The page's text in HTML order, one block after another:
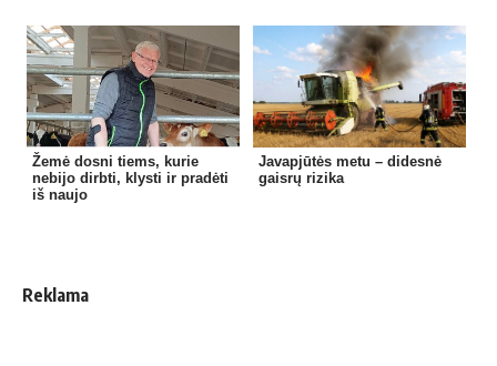
Žemė dosni tiems, kurie
nebijo dirbti, klysti ir pradėti
iš naujo
Javapjūtės metu – didesnė
gaisrų rizika
Reklama